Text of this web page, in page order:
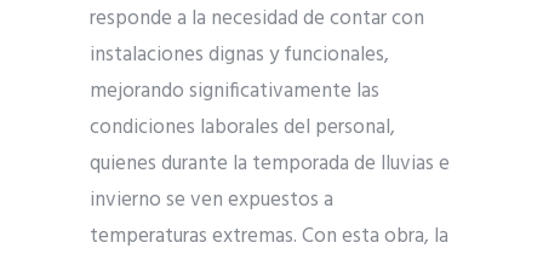
responde a la necesidad de contar con
instalaciones dignas y funcionales,
mejorando significativamente las
condiciones laborales del personal,
quienes durante la temporada de lluvias e
invierno se ven expuestos a
temperaturas extremas. Con esta obra, la